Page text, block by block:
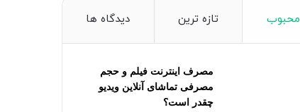
محبوب تازه ترین دیدگاه ها
مصرف اینترنت فیلم و حجم
مصرفی تماشای آنلاین ویدیو
چقدر است؟